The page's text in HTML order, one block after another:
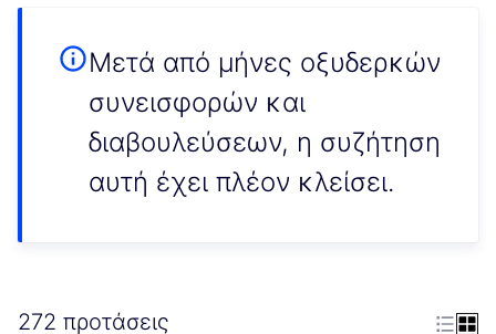
Μετά από μήνες οξυδερκών
συνεισφορών και
διαβουλεύσεων, η συζήτηση
αυτή έχει πλέον κλείσει.
272 προτάσεις